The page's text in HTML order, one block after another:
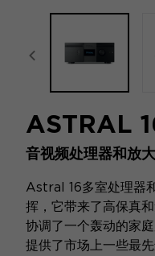
focal-naim-
ASTRAL
音视频处理器和放
Astral 16多室处理器
挥，它带来了高保真
协调了一个轰动的家
提供了市场上一些最